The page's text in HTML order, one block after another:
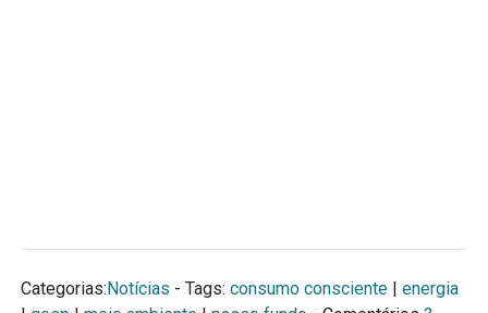
Categorias: Notícias - Tags: consumo consciente
energia